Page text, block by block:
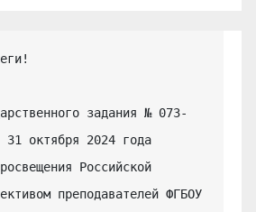
задания № 073-
31 октября 2024 года
Российской
преподавателей ФГБОУ